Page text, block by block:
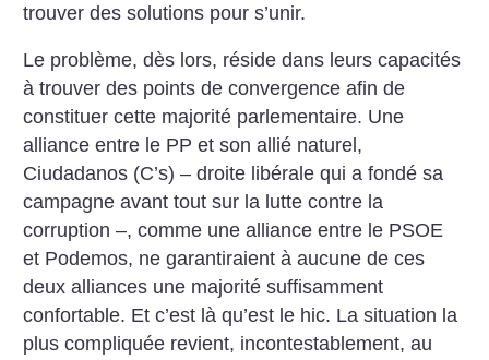
trouver des solutions pour ­s’unir.
Le problème, dès lors, réside dans leurs capacités
à trouver des points de convergence afin de
constituer cette majorité parlementaire. Une
alliance entre le PP et son allié naturel,
Ciudadanos (C’s) – droite libérale qui a fondé sa
campagne avant tout sur la lutte contre la
corruption –, comme une alliance entre le PSOE
et Podemos, ne garantiraient à aucune de ces
deux alliances une majorité suffisamment
confortable. Et c’est là qu’est le hic. La situation la
plus compliquée revient, incontestablement, au